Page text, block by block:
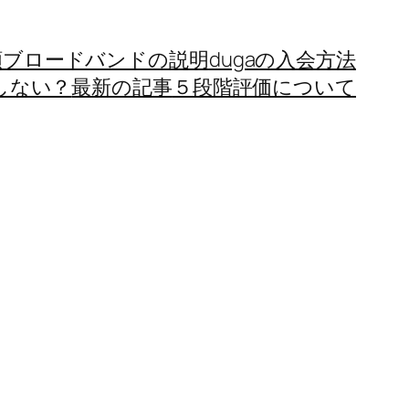
ロードバンドの説明dugaの入会方法
ない？最新の記事 ５段階評価について